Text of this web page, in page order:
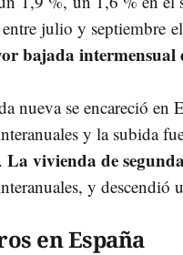
julio y septiembre
bajada intermensual
nueva se encareció en
y la subida
La vivienda de
y descendió
en España